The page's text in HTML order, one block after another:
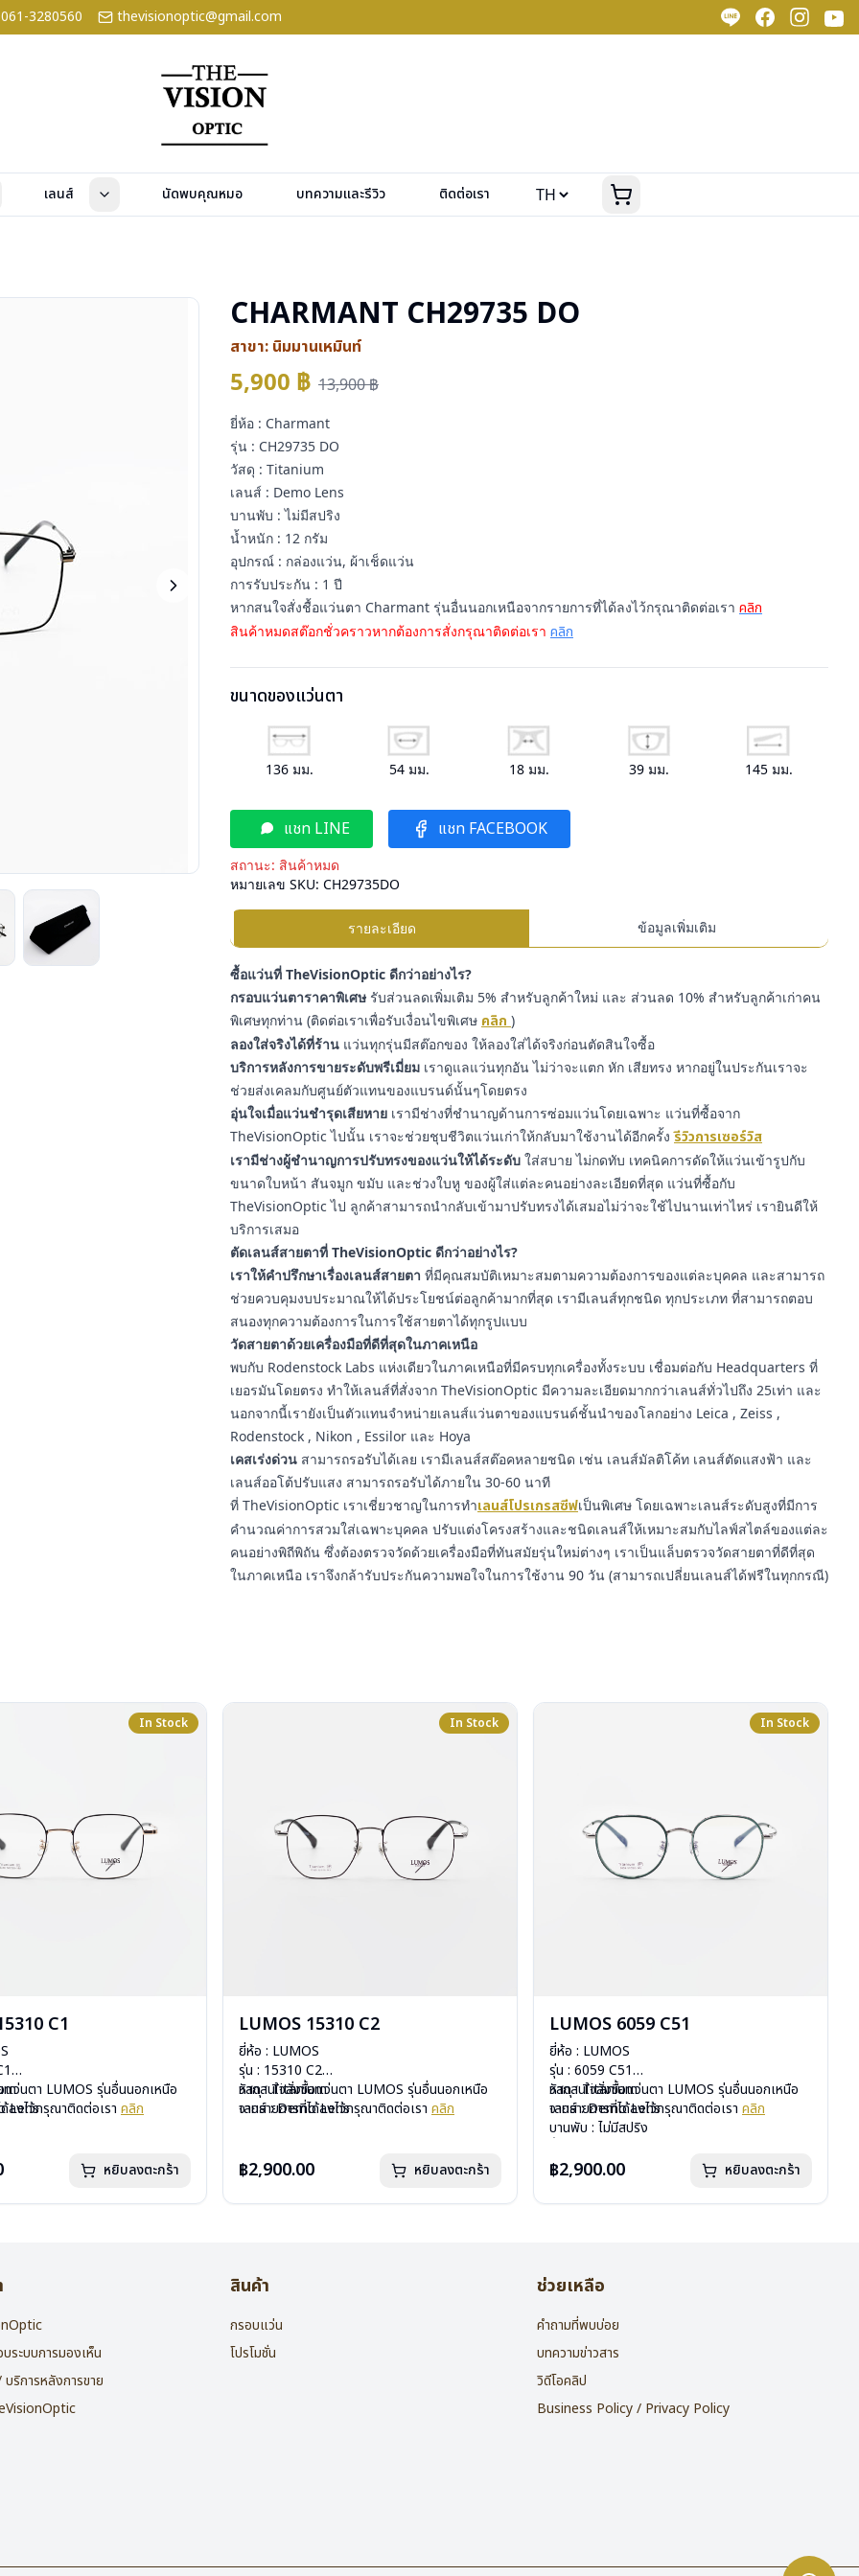
061-3280560 thevisionoptic@gmail.com
เลนส์ นัดพบคุณหมอ บทความและรีวิว ติดต่อเรา
CHARMANT CH29735 DO
สาขา: นิมมานเหมินท์
5,900 ฿ 13,900฿
ยี่ห้อ : Charmant
รุ่น : CH29735 DO
วัสดุ : Titanium
เลนส์ : Demo Lens
บานพับ : ไม่มีสปริง
น้ำหนัก : 12 กรัม
อุปกรณ์ : กล่องแว่น, ผ้าเช็ดแว่น
การรับประกัน : 1 ปี
หากสนใจสั่งชื้อแว่นตา Charmant รุ่นอื่นนอกเหนือจากรายการที่ได้ลงไว้กรุณาติดต่อเรา คลิก
สินค้าหมดสต๊อกชั่วคราวหากต้องการสั่งกรุณาติดต่อเรา คลิก
ขนาดของแว่นตา
136 มม. 54 มม. 18มม. 39มม. 145มม.
แชท LINE แชท FACEBOOK
สถานะ: สินค้าหมด
หมายเลข SKU: CH29735DO
รายละเอียด ข้อมูลเพิ่มเติม
ซื้อแว่นที่ TheVisionOptic ดีกว่าอย่างไร?
กรอบแว่นตาราคาพิเศษ รับส่วนลดเพิ่มเติม 5% สำหรับลูกค้าใหม่ และ ส่วนลด 10% สำหรับลูกค้าเก่าคน
พิเศษทุกท่าน (ติดต่อเราเพื่อรับเงื่อนไขพิเศษ คลิก )
ลองใส่จริงได้ที่ร้าน แว่นทุกรุ่นมีสต๊อกของ ให้ลองใส่ได้จริงก่อนตัดสินใจซื้อ
บริการหลังการขายระดับพรีเมี่ยม เราดูแลแว่นทุกอัน ไม่ว่าจะแตก หัก เสียทรง หากอยู่ในประกันเราจะ
ช่วยส่งเคลมกับศูนย์ตัวแทนของแบรนด์นั้นๆโดยตรง
อุ่นใจเมื่อแว่นชำรุดเสียหาย เรามีช่างที่ชำนาญด้านการซ่อมแว่นโดยเฉพาะ แว่นที่ซื้อจาก
TheVisionOptic ไปนั้น เราจะช่วยชุบชีวิตแว่นเก่าให้กลับมาใช้งานได้อีกครั้งรีวิวการเซอร์วิส
เรามีช่างผู้ชำนาญการปรับทรงของแว่นให้ได้ระดับ ใส่สบาย ไม่กดทับ เทคนิคการดัดให้แว่นเข้ารูปกับ
ขนาดใบหน้า สันจมูก ขมับ และช่วงใบหู ของผู้ใส่แต่ละคนอย่างละเอียดที่สุด แว่นที่ซื้อกับ
TheVisionOptic ไป ลูกค้าสามารถนำกลับเข้ามาปรับทรงได้เสมอไม่ว่าจะใช้ไปนานเท่าไหร่ เรายินดีให้
บริการเสมอ
ตัดเลนส์สายตาที่ TheVisionOptic ดีกว่าอย่างไร?
เราให้คำปรึกษาเรื่องเลนส์สายตา ที่มีคุณสมบัติเหมาะสมตามความต้องการของแต่ละบุคคล และสามารถ
ช่วยควบคุมงบประมาณให้ได้ประโยชน์ต่อลูกค้ามากที่สุด เรามีเลนส์ทุกชนิด ทุกประเภท ที่สามารถตอบ
สนองทุกความต้องการในการใช้สายตาได้ทุกรูปแบบ
วัดสายตาด้วยเครื่องมือที่ดีที่สุดในภาคเหนือ
พบกับ Rodenstock Labs แห่งเดียวในภาคเหนือที่มีครบทุกเครื่องทั้งระบบ เชื่อมต่อกับ Headquarters ที่
เยอรมันโดยตรง ทำให้เลนส์ที่สั่งจาก TheVisionOptic มีความละเอียดมากกว่าเลนส์ทั่วไปถึง 25เท่า และ
นอกจากนี้เรายังเป็นตัวแทนจำหน่ายเลนส์แว่นตาของแบรนด์ชั้นนำของโลกอย่าง Leica , Zeiss ,
Rodenstock , Nikon , Essilor และ Hoya
เคสเร่งด่วน สามารถรอรับได้เลย เรามีเลนส์สต๊อคหลายชนิด เช่น เลนส์มัลติโค้ท เลนส์ตัดแสงฟ้า และ
เลนส์ออโต้ปรับแสง สามารถรอรับได้ภายใน 30-60 นาที
ที่ TheVisionOptic เราเชี่ยวชาญในการทำเลนส์โปรเกรสซีฟเป็นพิเศษ โดยเฉพาะเลนส์ระดับสูงที่มีการ
คำนวณค่าการสวมใส่เฉพาะบุคคล ปรับแต่งโครงสร้างและชนิดเลนส์ให้เหมาะสมกับไลฟ์สไตล์ของแต่ละ
คนอย่างพิถีพิถัน ซึ่งต้องตรวจวัดด้วยเครื่องมือที่ทันสมัยรุ่นใหม่ต่างๆ เราเป็นแล็บตรวจวัดสายตาที่ดีที่สุด
ในภาคเหนือ เราจึงกล้ารับประกันความพอใจในการใช้งาน 90 วัน (สามารถเปลี่ยนเลนส์ได้ฟรีในทุกกรณี)
In Stock
C1
Lens
แว่น , ผ้าเช็ดแว่น
แว่นตา LUMOS รุ่นอื่นนอกเหนือ
ลงไว้กรุณาติดต่อเรา คลิก
หยิบลงตะกร้า
In Stock
LUMOS 15310 C2
ยี่ห้อ : LUMOS
รุ่น : 15310 C2
วัสดุ : Titanium
เลนส์ : Demo Lens
อุปกรณ์ : กล่องแว่น , ผ้าเช็ดแว่น
หากสนใจสั่งชื้อแว่นตา LUMOS รุ่นอื่นนอกเหนือ
จากรายการที่ได้ลงไว้กรุณาติดต่อเรา คลิก
฿2,900.00 หยิบลงตะกร้า
In Stock
LUMOS 6059 C51
ยี่ห้อ : LUMOS
รุ่น : 6059 C51
วัสดุ : Titanium
เลนส์ : Demo Lens
บานพับ : ไม่มีสปริง
อุปกรณ์ : กล่องแว่น , ผ้าเช็ดแว่น
หากสนใจสั่งชื้อแว่นตา LUMOS รุ่นอื่นนอกเหนือ
จากรายการที่ได้ลงไว้กรุณาติดต่อเรา คลิก
฿2,900.00 หยิบลงตะกร้า
ระบบการมองเห็น
ริการหลังการขาย
สินค้า
กรอบแว่น
โปรโมชั่น
ช่วยเหลือ
คำถามที่พบบ่อย
บทความข่าวสาร
วิดีโอคลิป
Business Policy / Privacy Policy